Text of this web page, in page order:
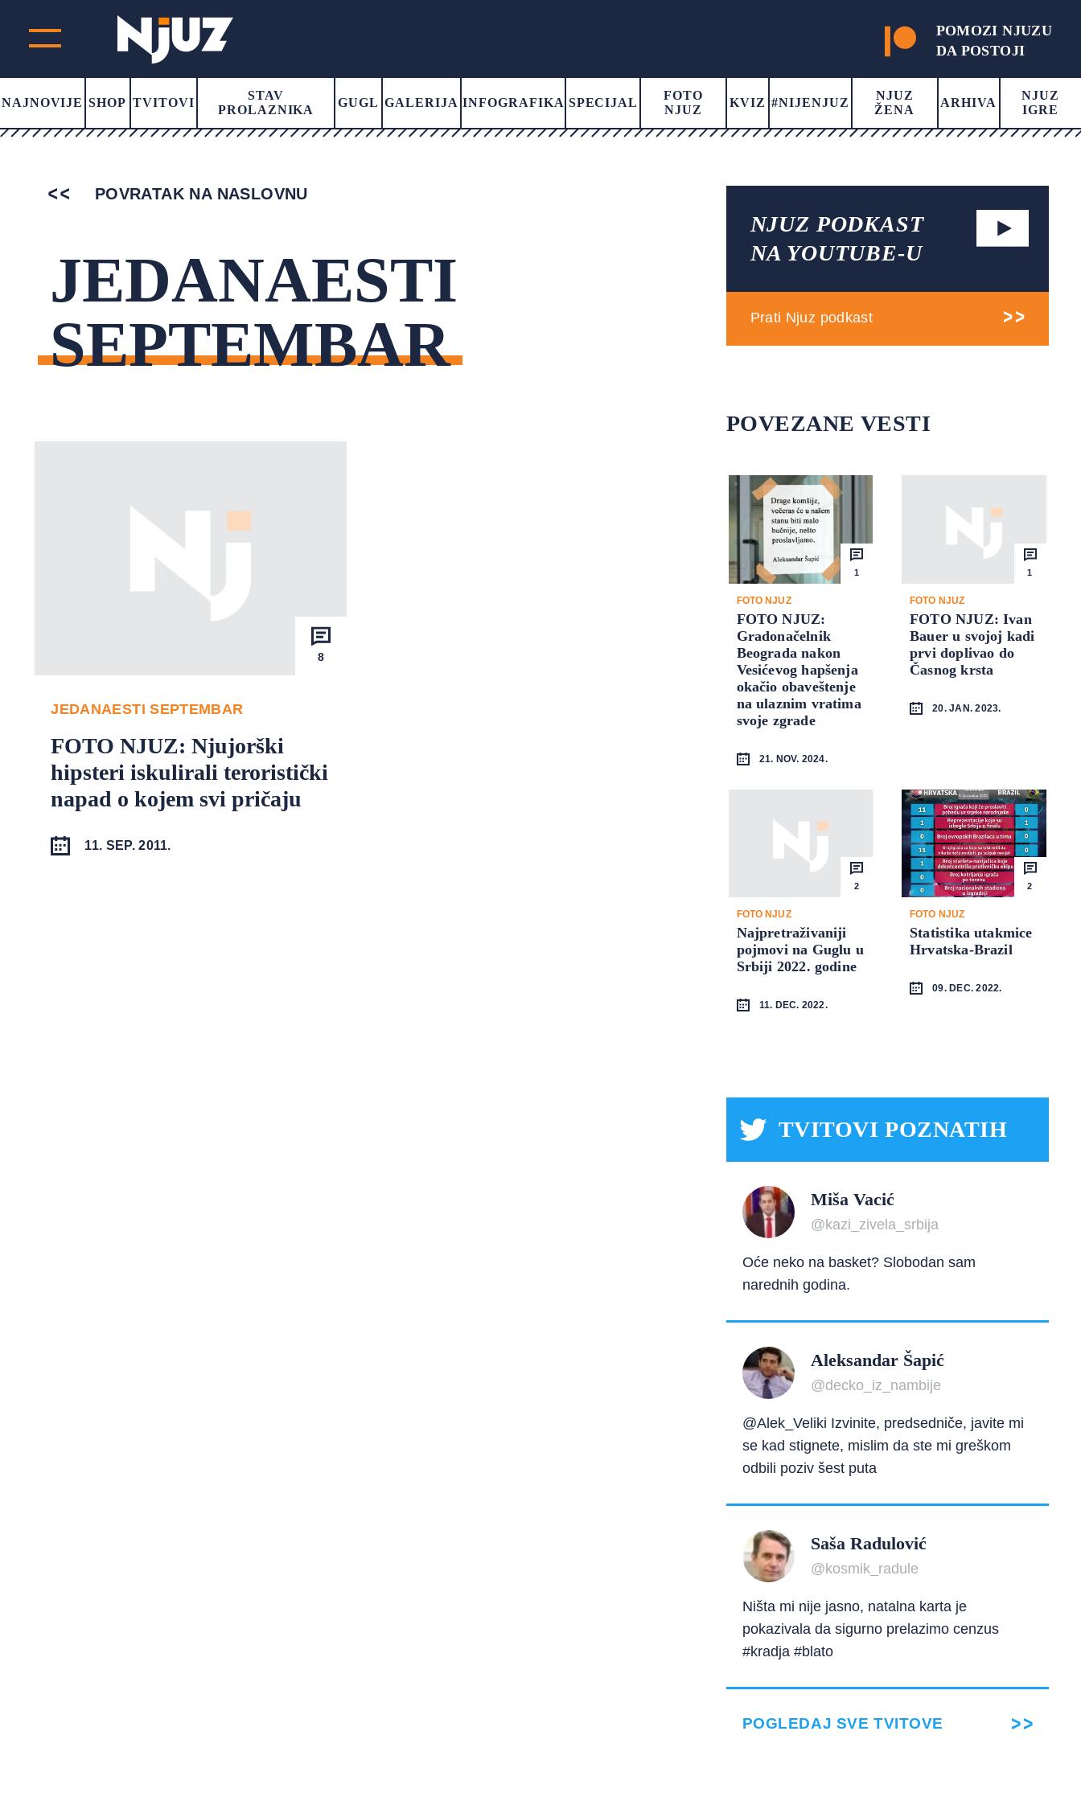
POMOZI NJUZU
DA POSTOJI
NAJNOVIJE SHOP TVITOVI
STAV
PROLAZNIKA
GUGL GALERIJA INFOGRAFIKA SPECIJAL
FOTO
NJUZ
KVIZ #NIJENJUZ
NJUZ
ŽENA
ARHIVA
NJUZ
IGRE
POVRATAK NA NASLOVNU
JEDANAESTI
SEPTEMBAR
8
JEDANAESTI SEPTEMBAR
FOTO NJUZ: Njujorški
hipsteri iskulirali teroristički
napad o kojem svi pričaju
11. SEP. 2011.
NJUZ PODKAST
NA YOUTUBE-U
Prati Njuz podkast
POVEZANE VESTI
1
FOTO NJUZ
FOTO NJUZ:
Gradonačelnik
Beograda nakon
Vesićevog hapšenja
okačio obaveštenje
na ulaznim vratima
svoje zgrade
21. NOV. 2024.
1
FOTO NJUZ
FOTO NJUZ: Ivan
Bauer u svojoj kadi
prvi doplivao do
Časnog krsta
20. JAN. 2023.
2
FOTO NJUZ
Najpretraživaniji
pojmovi na Guglu u
Srbiji 2022. godine
11. DEC. 2022.
2
FOTO NJUZ
Statistika utakmice
Hrvatska-Brazil
09. DEC. 2022.
TVITOVI POZNATIH
Miša Vacić
@kazi_zivela_srbija
Oće neko na basket? Slobodan sam
narednih godina.
Aleksandar Šapić
@decko_iz_nambije
@Alek_Veliki Izvinite, predsedniče, javite mi
se kad stignete, mislim da ste mi greškom
odbili poziv šest puta
Saša Radulović
@kosmik_radule
Ništa mi nije jasno, natalna karta je
pokazivala da sigurno prelazimo cenzus
#kradja #blato
POGLEDAJ SVE TVITOVE